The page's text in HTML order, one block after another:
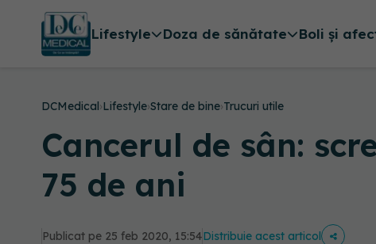
Lifestyle Doza de sănătate Boli și
DCMedical›Lifestyle›Stare de bine›Trucuri utile
Cancerul de sân:
75 de ani
Publicat pe 25 feb 2020, 15:54Distribuie acest articol